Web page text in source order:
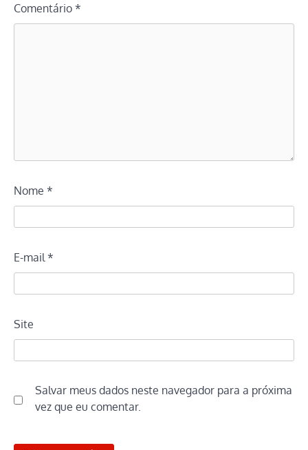
Comentário *
Nome *
E-mail *
Site
Salvar meus dados neste navegador para a próxima
vez que eu comentar.